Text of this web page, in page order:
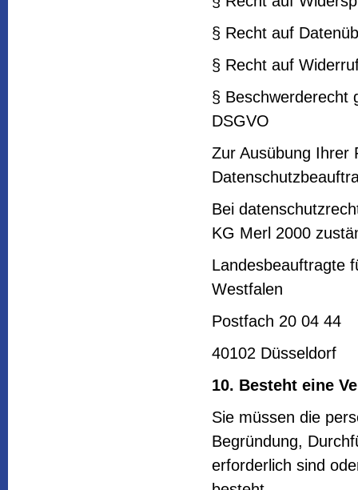
§ Recht auf
§ Recht auf
§ Beschwerderecht
DSGVO
Zur Ausübung Ihrer
Bei
KG Merl 2000
Landesbeauftragte
Westfalen
Postfach 20 04 44
40102 Düsseldorf
10. Besteht eine
Sie müssen die
Begründung,
erforderlich sind